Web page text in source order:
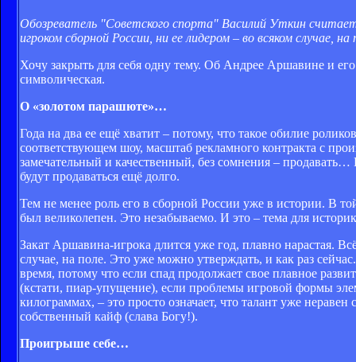
Обозреватель "Советского спорта" Василий Уткин
игроком сборной России, ни ее лидером – во всяком случае, на
Хочу закрыть для себя одну тему. Об Андрее Аршавине и
символическая.
О «золотом парашюте»…
Года на два ее ещё хватит – потому, что такое обилие
соответствующем шоу, масштаб рекламного контракта с
замечательный и качественный, без сомнения –
будут продаваться ещё долго.
Тем не менее роль его в сборной России уже в истории. В
был великолепен. Это незабываемо. И это – тема для
Закат Аршавина-игрока длится уже год, плавно нарастая.
случае, на поле. Это уже можно утверждать, и как раз
время, потому что если спад продолжает свое плавное
(кстати, пиар-упущение), если проблемы игровой формы
килограммах, – это просто означает, что талант уже
собственный кайф (слава Богу!).
Проигрыше себе…